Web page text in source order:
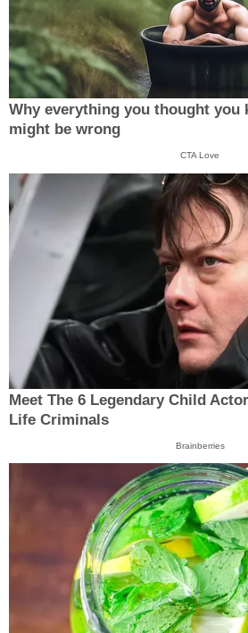
Why everything you thought you
might be wrong
CTA Love
Meet The 6 Legendary Child
Life Criminals
Brainberries